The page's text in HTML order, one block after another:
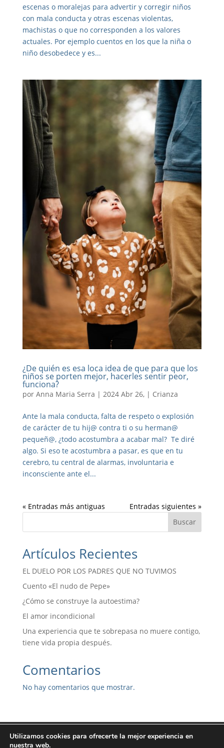
escenas o moralejas para advertir y corregir niños
con mala conducta y otras escenas violentas,
machistas o que no corresponden a los valores
actuales. Por ejemplo cuentos en los que la niña o
niño desobedece y es...
¿De quién es esa loca idea de que para que los
niños se porten mejor, hacerles sentir peor,
funciona?
por Anna Maria Serra | 2024 Abr 26,| Crianza
Ante la mala conducta, falta de respeto o explosión
de carácter de tu hij@ contra ti o su herman@
pequeñ@, ¿todo acostumbra a acabar mal? Te diré
algo. Si eso te acostumbra a pasar, es que en tu
cerebro, tu central de alarmas, involuntaria e
inconsciente ante el...
« Entradas más antiguas
Entradas siguientes »
Buscar
Artículos Recientes
EL DUELO POR LOS PADRES QUE NO TUVIMOS
Cuento «El nudo de Pepe»
¿Cómo se construye la autoestima?
El amor incondicional
Una experiencia que te sobrepasa no muere contigo,
tiene vida propia después.
Comentarios
No hay comentarios que mostrar.
Preguntas Frecuentes
Aviso Legal
Utilizamos cookies para ofrecerte la mejor experiencia en
nuestra web.